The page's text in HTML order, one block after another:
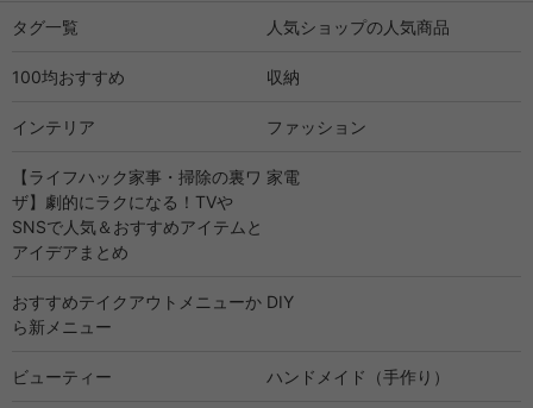
タグ一覧 人気ショップの人気商品
100均おすすめ 収納
インテリア ファッション
【ライフハック家事・掃除の裏ワ
ザ】劇的にラクになる！TVや
SNSで人気＆おすすめアイテムと
アイデアまとめ
家電
おすすめテイクアウトメニューか
ら新メニュー
DIY
ビューティー ハンドメイド（手作り）